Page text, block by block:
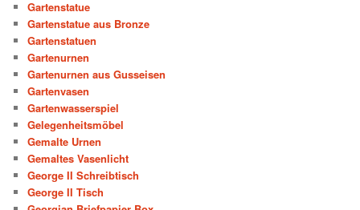
Gartenstatue
Gartenstatue aus Bronze
Gartenstatuen
Gartenurnen
Gartenurnen aus Gusseisen
Gartenvasen
Gartenwasserspiel
Gelegenheitsmöbel
Gemalte Urnen
Gemaltes Vasenlicht
George II Schreibtisch
George II Tisch